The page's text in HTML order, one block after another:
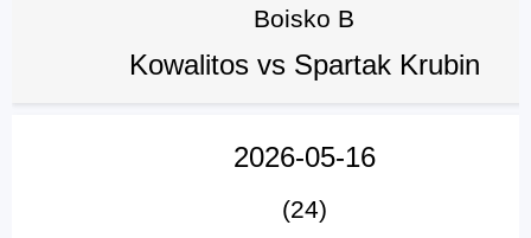
Boisko B
Kowalitos vs Spartak Krubin
2026-05-16
(24)